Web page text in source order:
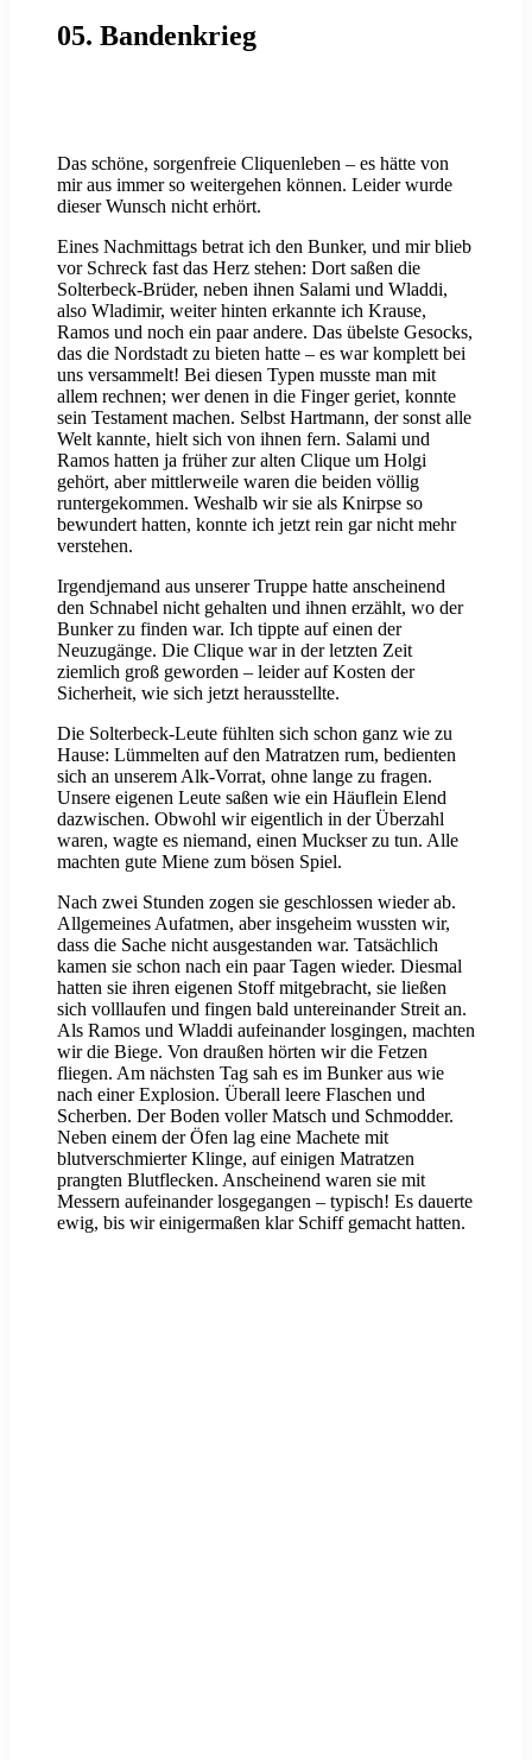
05. Bandenkrieg
Das schöne, sorgenfreie Cliquenleben – es hätte von
mir aus immer so weitergehen können. Leider wurde
dieser Wunsch nicht erhört.
Eines Nachmittags betrat ich den Bunker, und mir blieb
vor Schreck fast das Herz stehen: Dort saßen die
Solterbeck-Brüder, neben ihnen Salami und Wladdi,
also Wladimir, weiter hinten erkannte ich Krause,
Ramos und noch ein paar andere. Das übelste Gesocks,
das die Nordstadt zu bieten hatte – es war komplett bei
uns versammelt! Bei diesen Typen musste man mit
allem rechnen; wer denen in die Finger geriet, konnte
sein Testament machen. Selbst Hartmann, der sonst alle
Welt kannte, hielt sich von ihnen fern. Salami und
Ramos hatten ja früher zur alten Clique um Holgi
gehört, aber mittlerweile waren die beiden völlig
runtergekommen. Weshalb wir sie als Knirpse so
bewundert hatten, konnte ich jetzt rein gar nicht mehr
verstehen.
Irgendjemand aus unserer Truppe hatte anscheinend
den Schnabel nicht gehalten und ihnen erzählt, wo der
Bunker zu finden war. Ich tippte auf einen der
Neuzugänge. Die Clique war in der letzten Zeit
ziemlich groß geworden – leider auf Kosten der
Sicherheit, wie sich jetzt herausstellte.
Die Solterbeck-Leute fühlten sich schon ganz wie zu
Hause: Lümmelten auf den Matratzen rum, bedienten
sich an unserem Alk-Vorrat, ohne lange zu fragen.
Unsere eigenen Leute saßen wie ein Häuflein Elend
dazwischen. Obwohl wir eigentlich in der Überzahl
waren, wagte es niemand, einen Muckser zu tun. Alle
machten gute Miene zum bösen Spiel.
Nach zwei Stunden zogen sie geschlossen wieder ab.
Allgemeines Aufatmen, aber insgeheim wussten wir,
dass die Sache nicht ausgestanden war. Tatsächlich
kamen sie schon nach ein paar Tagen wieder. Diesmal
hatten sie ihren eigenen Stoff mitgebracht, sie ließen
sich volllaufen und fingen bald untereinander Streit an.
Als Ramos und Wladdi aufeinander losgingen, machten
wir die Biege. Von draußen hörten wir die Fetzen
fliegen. Am nächsten Tag sah es im Bunker aus wie
nach einer Explosion. Überall leere Flaschen und
Scherben. Der Boden voller Matsch und Schmodder.
Neben einem der Öfen lag eine Machete mit
blutverschmierter Klinge, auf einigen Matratzen
prangten Blutflecken. Anscheinend waren sie mit
Messern aufeinander losgegangen – typisch! Es dauerte
ewig, bis wir einigermaßen klar Schiff gemacht hatten.